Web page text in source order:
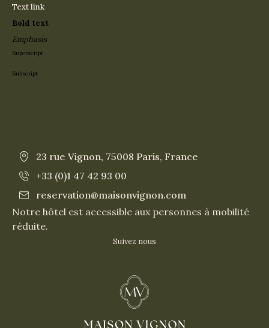
Text link
Bold text
Emphasis
Superscript
Subscript
23 rue Vignon, 75008 Paris, France
+33 (0)1 47 42 93 00
reservation@maisonvignon.com
Notre hôtel est accessible aux personnes à mobilité
réduite.
Suivez nous